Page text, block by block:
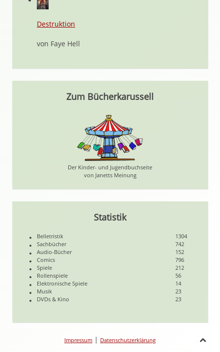
Destruktion
von Faye Hell
Zum Bücherkarussell
Der Kinder- und Jugendbuchseite
von Janetts Meinung
Statistik
Belletristik
1304
Sachbücher
742
Audio-Bücher
152
Comics
796
Spiele
212
Rollenspiele
56
Elektronische Spiele
14
Musik
23
DVDs & Kino
23
Impressum | Datenschutzerklärung